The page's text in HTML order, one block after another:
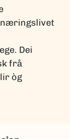
Dei
frå
òg